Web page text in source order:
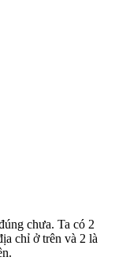
chưa. Ta có 2
chỉ ở trên và 2 là